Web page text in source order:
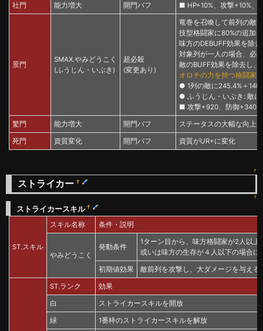
社門 能力増大 開門バフ ■ HP+10%、攻撃+10%
景門
SMAX.やみどうこく
(ふうじん・いぶき)
超必殺
(変更あり)
竜巻を召喚して前列の敵
技型格闘家に80%の追加
味方のDEBUFF効果を除
対象列が一人の場合、必
敵のBUFF効果を除去し
オロチの力を持つ格闘家
● 1列の敵に245.4%＋
● ふうじん・いぶき: 敵
■ 攻撃+920、防御+340
驚門 能力増大 開門バフ ステータスの大幅な向上
死門 資質変化 開門バフ 資質がUR+に変化
↑
ストライカー †
↑
ストライカースキル†
ST.スキル
スキル名称 条件・説明
やみどうこく
発動条件
1ターン目から、味方格闘家が2人以
或いは味方の生存が４人以下の場合
初期値効果 敵前列を攻撃し、大ダメージを与える
ST.ランク 効果
白 ストライカースキルを開放
緑 1番枠のストライカースキルを解放